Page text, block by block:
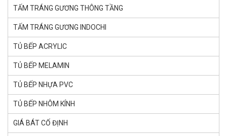
TẤM TRÁNG GƯƠNG THÔNG TẦNG
TẤM TRÁNG GƯƠNG INDOCHI
TỦ BẾP ACRYLIC
TỦ BẾP MELAMIN
TỦ BẾP NHỰA PVC
TỦ BẾP NHÔM KÍNH
GIÁ BÁT CỐ ĐỊNH